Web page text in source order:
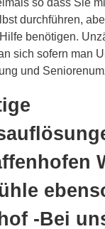
so dass Sie
durchführen,
benötigen.
sich sofern man
und
-Bei